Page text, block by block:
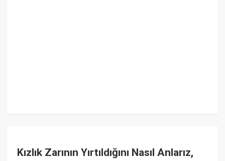
Kızlık Zarının Yırtıldığını Nasıl Anlarız,